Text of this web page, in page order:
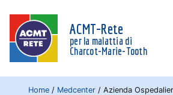
ACMT-Rete
per la malattia di
Charcot-Marie-Tooth
Home / Medcenter / Azienda